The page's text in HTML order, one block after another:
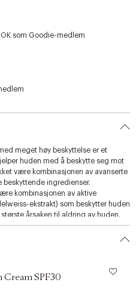
som Goodie-medlem
meget høy beskyttelse er et
huden med å beskytte seg mot
være kombinasjonen av avanserte
beskyttende ingredienser.
kombinasjonen av aktive
ekstrakt) som beskytter huden
årsaken til aldring av huden.
fornyes er det viktig at de blir
beskyttende evne**,
bevare hudcellene mot UV-
barrierefunksjon: Edelweiss**-
barrierefunksjon slik at fuktnivået
mot miljørelaterte skader blir større.
Cream SPF30